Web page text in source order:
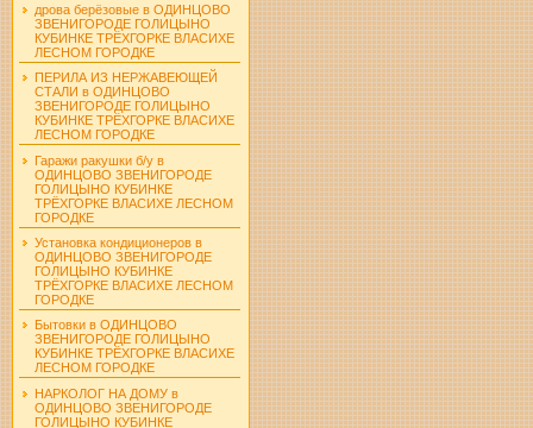
дрова берёзовые в ОДИНЦОВО
ЗВЕНИГОРОДЕ ГОЛИЦЫНО
КУБИНКЕ ТРЁХГОРКЕ ВЛАСИХЕ
ЛЕСНОМ ГОРОДКЕ
ПЕРИЛА ИЗ НЕРЖАВЕЮЩЕЙ
СТАЛИ в ОДИНЦОВО
ЗВЕНИГОРОДЕ ГОЛИЦЫНО
КУБИНКЕ ТРЁХГОРКЕ ВЛАСИХЕ
ЛЕСНОМ ГОРОДКЕ
Гаражи ракушки б/у в
ОДИНЦОВО ЗВЕНИГОРОДЕ
ГОЛИЦЫНО КУБИНКЕ
ТРЁХГОРКЕ ВЛАСИХЕ ЛЕСНОМ
ГОРОДКЕ
Установка кондиционеров в
ОДИНЦОВО ЗВЕНИГОРОДЕ
ГОЛИЦЫНО КУБИНКЕ
ТРЁХГОРКЕ ВЛАСИХЕ ЛЕСНОМ
ГОРОДКЕ
Бытовки в ОДИНЦОВО
ЗВЕНИГОРОДЕ ГОЛИЦЫНО
КУБИНКЕ ТРЁХГОРКЕ ВЛАСИХЕ
ЛЕСНОМ ГОРОДКЕ
НАРКОЛОГ НА ДОМУ в
ОДИНЦОВО ЗВЕНИГОРОДЕ
ГОЛИЦЫНО КУБИНКЕ